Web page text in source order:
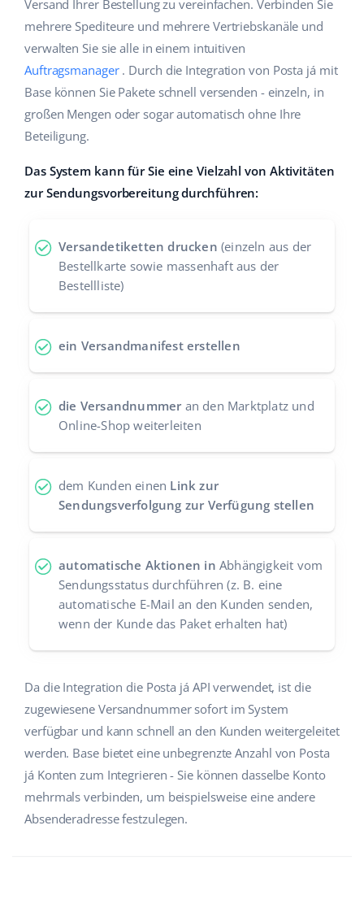
Marktplatz-Manager
Workflow-Automatisierung
Versandmanagement
Preisautomatisierung
KI für E-Commerce
Ecosystem
Base Analytics
Base Connect
Produkte für Kinder
Elektronik
Autoteile
Health & Beauty
Hilfe
Akademie
Marketplace Ebook
Blog
Dienstleistungen
Base.com Audit
Vorteilsrechner
english (GB)
english (IN)
čeština
deutsch
Ελληνικά
español (AR)
español (MX)
Français
Italiano
português (BR)
中文
Versand Ihrer Bestellung zu vereinfachen. Verbinden Sie
mehrere Spediteure und mehrere Vertriebskanäle und
verwalten Sie sie alle in einem intuitiven
Auftragsmanager. Durch die Integration von Posta já mit
Base können Sie Pakete schnell versenden - einzeln, in
großen Mengen oder sogar automatisch ohne Ihre
Beteiligung.
Das System kann für Sie eine Vielzahl von Aktivitäten
zur Sendungsvorbereitung durchführen:
Versandetiketten drucken (einzeln aus der
Bestellkarte sowie massenhaft aus der
Bestellliste)
ein Versandmanifest erstellen
die Versandnummer an den Marktplatz und
Online-Shop weiterleiten
dem Kunden einen Link zur
Sendungsverfolgung zur Verfügung stellen
automatische Aktionen in Abhängigkeit vom
Sendungsstatus durchführen (z. B. eine
automatische E-Mail an den Kunden senden,
wenn der Kunde das Paket erhalten hat)
Da die Integration die Posta já API verwendet, ist die
zugewiesene Versandnummer sofort im System
verfügbar und kann schnell an den Kunden weitergeleitet
werden. Base bietet eine unbegrenzte Anzahl von Posta
já Konten zum Integrieren - Sie können dasselbe Konto
mehrmals verbinden, um beispielsweise eine andere
Absenderadresse festzulegen.